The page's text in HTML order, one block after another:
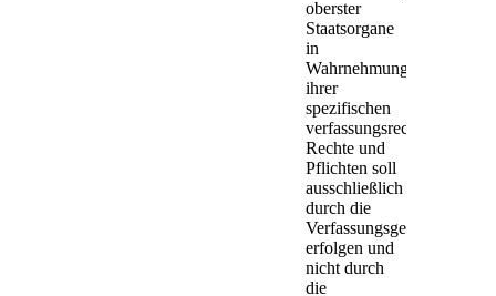
oberster
Staatsorgane
in
Wahrnehmung
ihrer
spezifischen
verfassungsrechtlichen
Rechte und
Pflichten soll
ausschließlich
durch die
Verfassungsgerichtsbarkeit
erfolgen und
nicht durch
die